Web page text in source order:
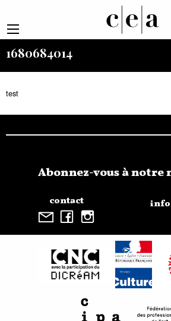
1680684014
test
contact
Abonnez-vous à notre